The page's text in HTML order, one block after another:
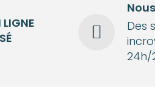
LIGNE
Des
24h/